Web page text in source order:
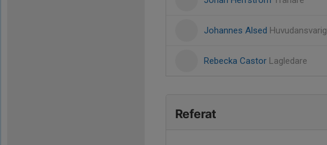
Johannes Alsed Huvudansvarig
Rebecka Castor Lagledare
Referat